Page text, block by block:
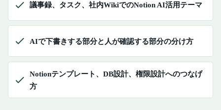
議事録、タスク、社内WikiでのNotion AI活用テーマ
AIで下書きする部分と人が確認する部分の分け方
Notionテンプレート、DB設計、権限設計へのつなげ
方